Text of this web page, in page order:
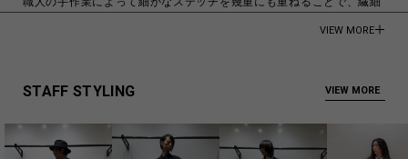
Made in Japan
商品についてよくあるお問い合わせはこちら
VIEW MORE
STAFF STYLING VIEW MORE